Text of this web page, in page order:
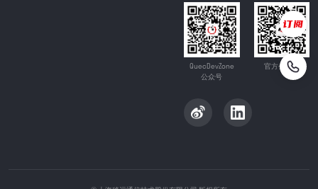
QuecDevZone
公众号
官方公众号